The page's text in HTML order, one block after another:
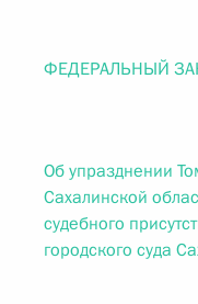
ФЕДЕРАЛЬНЫЙ
Об упразднении
Сахалинской
судебного
городского суда